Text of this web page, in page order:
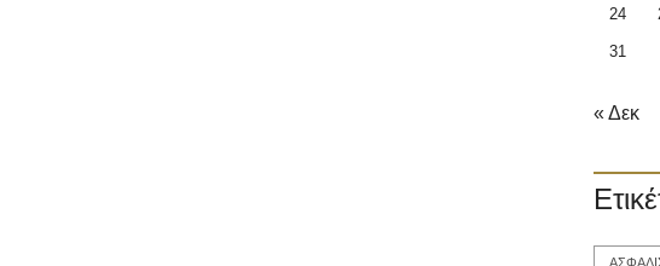
24
31
« Δεκ